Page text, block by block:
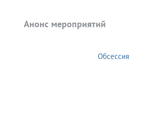
Анонс мероприятий
Обсессия